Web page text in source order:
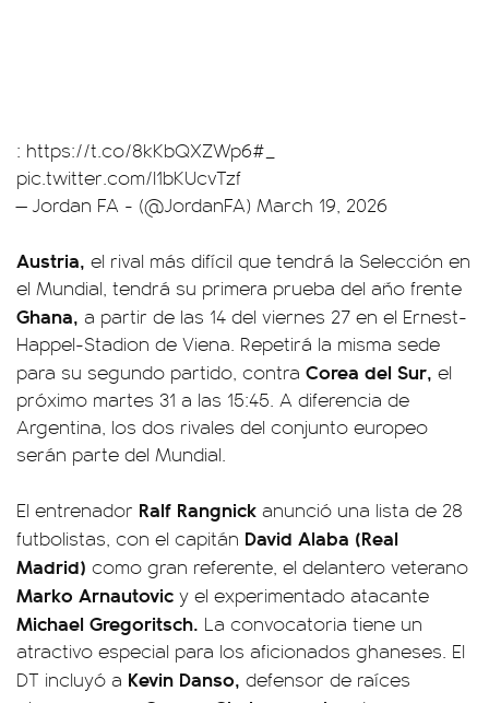
: https://t.co/8kKbQXZWp6#_
pic.twitter.com/l1bKUcvTzf
— Jordan FA - (@JordanFA) March 19, 2026
Austria, el rival más difícil que tendrá la Selección en
el Mundial, tendrá su primera prueba del año frente
Ghana, a partir de las 14 del viernes 27 en el Ernest-
Happel-Stadion de Viena. Repetirá la misma sede
para su segundo partido, contra Corea del Sur, el
próximo martes 31 a las 15:45. A diferencia de
Argentina, los dos rivales del conjunto europeo
serán parte del Mundial.
El entrenador Ralf Rangnick anunció una lista de 28
futbolistas, con el capitán David Alaba (Real
Madrid) como gran referente, el delantero veterano
Marko Arnautovic y el experimentado atacante
Michael Gregoritsch. La convocatoria tiene un
atractivo especial para los aficionados ghaneses. El
DT incluyó a Kevin Danso, defensor de raíces